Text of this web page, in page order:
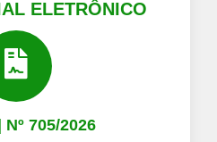
ELETRÔNICO
705/2026